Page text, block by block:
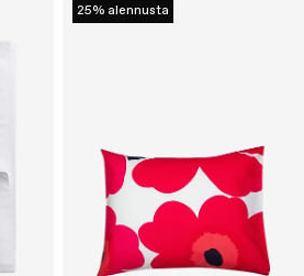
25% alennusta